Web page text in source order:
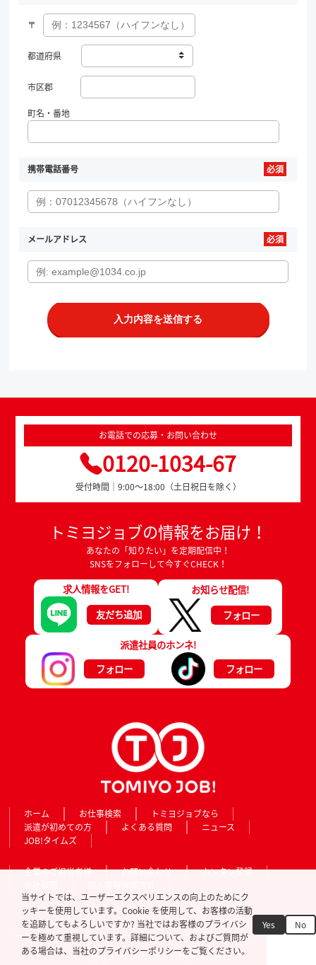
〒
都道府県
市区郡
町名・番地
携帯電話番号
メールアドレス
お電話での応募・お問い合わせ
0120-1034-67
受付時間｜9:00～18:00（土日祝日を除く）
トミヨジョブの情報をお届け！
あなたの「知りたい」を定期配信中！
SNSをフォローして今すぐCHECK！
求人情報をGET!
友だち追加
お知らせ配信!
フォロー
派遣社員のホンネ!
フォロー
フォロー
ホーム お仕事検索
トミヨジョブなら
派遣が初めての方
よくある質問
ニュース
JOB!タイムズ
企業のご担当者様 お問い合わせ
カンタン登録
Copyright © TOMIYO JOB!. All Rights Reserved.
当サイトでは、ユーザーエクスペリエンスの向上のためにク
ッキーを使用しています。Cookie を使用して、お客様の活動
を追跡してもよろしいですか? 当社ではお客様のプライバシ
ーを極めて重視しています。詳細について、およびご質問が
ある場合は、当社のプライバシーポリシーをご覧ください。
Yes No